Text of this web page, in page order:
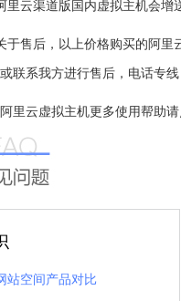
里云渠道版国内虚拟主机会增
于售后，以上价格购买的阿
联系我方进行售后，电话专
里云虚拟主机更多使用帮助
站空间产品对比